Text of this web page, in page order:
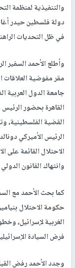
والتنفيذية لمنظمة
دولة فلسطين حيدر
في ظل التحديات
وأطلع الأحمد السفير
مقر مفوضية العلاقات
جامعة الدول
القاهرة بحضور
القضية الفلسطينية،
الرئيس الأميركي
الاحتلال القائمة على
وانتهاك القانون
كما بحث الأحمد مع
حكومة الاحتلال
الغربية لإسرائيل،
فرض السيادة
وجدد الأحمد رفض